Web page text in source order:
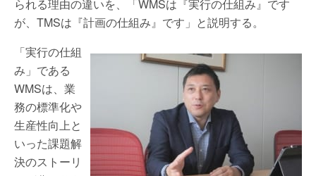
られる理由の違いを、「WMSは『実行の仕組み』です
が、TMSは『計画の仕組み』です」と説明する。
「実行の仕組
み」である
WMSは、業
務の標準化や
生産性向上と
いった課題解
決のストーリ